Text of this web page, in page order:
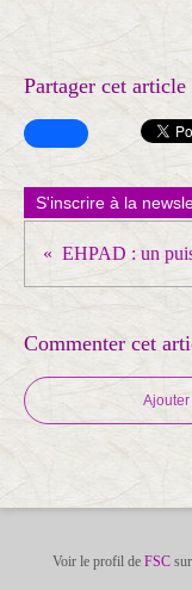
Partager cet article
S'inscrire à la
Commenter cet
Voir le profil deFSC